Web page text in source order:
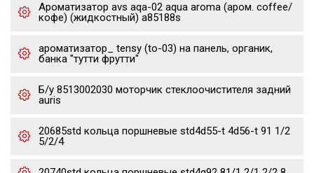
Ароматизатор avs aqa-02 aqua aroma (аром. coffee/
кофе) (жидкостный) a85188s
ароматизатор_ tensy (to-03) на панель, органик,
банка "тутти фрутти"
Б/у 8513002030 моторчик стеклоочистителя задний
auris
20685std кольца поршневые std4d55-t 4d56-t 91 1/2
5/2/4